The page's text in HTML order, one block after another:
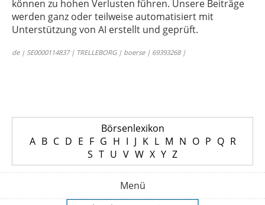
können zu hohen Verlusten führen. Unsere Beiträge
werden ganz oder teilweise automatisiert mit
Unterstützung von AI erstellt und geprüft.
de | SE0000114837 | TRELLEBORG | boerse | 69393268 |
Börsenlexikon
A B C D E F G H I J K L M N O P Q R
S T U V W X Y Z
Menü